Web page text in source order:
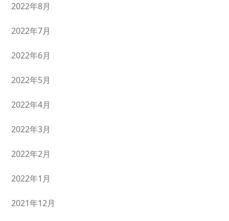
2022年8月
2022年7月
2022年6月
2022年5月
2022年4月
2022年3月
2022年2月
2022年1月
2021年12月